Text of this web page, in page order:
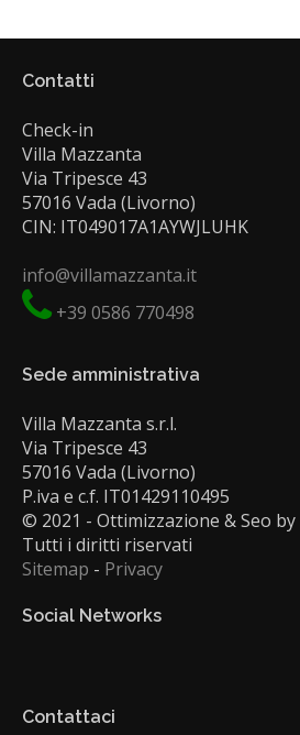
Contatti
Check-in
Villa Mazzanta
Via Tripesce 43
57016 Vada (Livorno)
CIN: IT049017A1AYWJLUHK
info@villamazzanta.it
+39 0586 770498
Sede amministrativa
Villa Mazzanta s.r.l.
Via Tripesce 43
57016 Vada (Livorno)
P.iva e c.f. IT01429110495
© 2021 - Ottimizzazione & Seo by
Tutti i diritti riservati
Sitemap - Privacy
Social Networks
Contattaci